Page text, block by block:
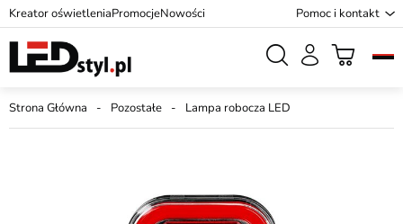
Kreator oświetleniaPromocjeNowości Pomoc i kontakt
Strona Główna Pozostałe Lampa robocza LED